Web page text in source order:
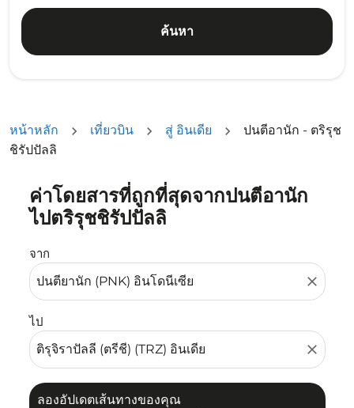
ค้นหา
หน้าหลัก เที่ยวบิน สู่ อินเดีย
ปนตีอานัก - ตริรุช
ชิรัปปัลลิ
ค่าโดยสารที่ถูกที่สุดจากปนตีอานัก
ไปตริรุชชิรัปปัลลิ
จาก
close
ไป
close
ลองอัปเดตเส้นทางของคุณ
ลองอัปเดตเส้นทางของคุณ (ต้นทางและ/หรือปลายทาง) หรื